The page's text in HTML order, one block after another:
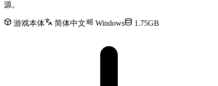
源。
游戏本体 简体中文 Windows 1.75GB